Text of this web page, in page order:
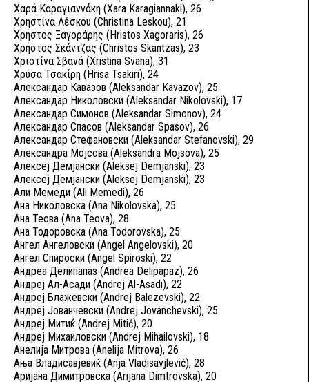
Χαρά Καραγιαννάκη (Xara Karagiannaki), 26
Χρηστίνα Λέσκου (Christina Leskou), 21
Χρήστος Ξαγοράρης (Hristos Xagoraris), 26
Χρήστος Σκάντζας (Christos Skantzas), 23
Χριστίνα Σβανά (Xristina Svana), 31
Χρύσα Τσακίρη (Hrisa Tsakiri), 24
Александар Кавазов (Aleksandar Kavazov), 25
Александар Николовски (Aleksandar Nikolovski), 17
Александар Симонов (Aleksandar Simonov), 24
Александар Спасов (Aleksandar Spasov), 26
Александар Стефановски (Aleksandar Stefanovski), 29
Александра Мојсова (Aleksandra Mojsova), 25
Алексеј Демјански (Aleksej Demjanski), 23
Алексеј Демјански (Aleksej Demjanski), 23
Али Мемеди (Ali Memedi), 26
Ана Николовска (Ana Nikolovska), 25
Ана Теова (Ana Teova), 28
Ана Тодоровска (Ana Todorovska), 25
Ангел Ангеловски (Angel Angelovski), 20
Ангел Спироски (Angel Spiroski), 22
Андреа Делипапаз (Andrea Delipapaz), 26
Андреј Ал-Асади (Andrej Al-Asadi), 22
Андреј Блажевски (Andrej Balezevski), 22
Андреј Јованчевски (Andrej Jovanchevski), 25
Андреј Митиќ (Andrej Mitić), 20
Андреј Михаиловски (Andrej Mihailovski), 18
Анелија Митрова (Anelija Mitrova), 26
Ања Владисавјевиќ (Anja Vladisavjlević), 28
Аријана Димитровска (Arijana Dimtrovska), 20